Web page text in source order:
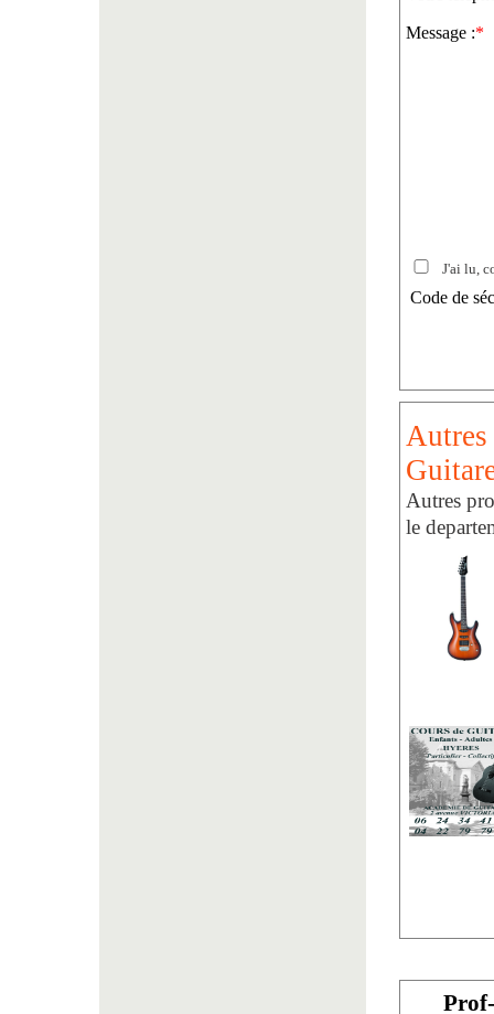
Message :*
J'ai lu,
Code de
Autres
Autres
le